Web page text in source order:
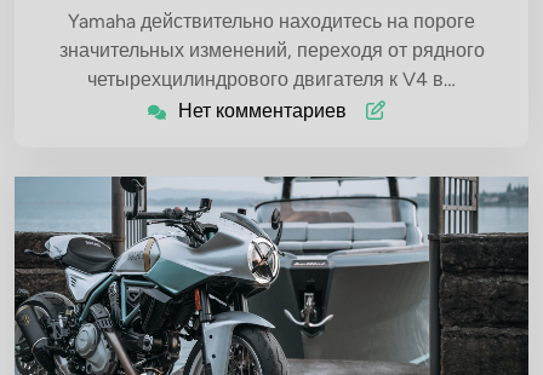
Yamaha действительно находитесь на пороге
значительных изменений, переходя от рядного
четырехцилиндрового двигателя к V4 в…
Нет комментариев